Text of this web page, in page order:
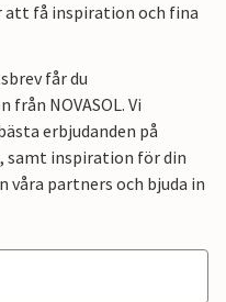
få inspiration och fina
får du
NOVASOL. Vi
erbjudanden på
samt inspiration för din
våra partners och bjuda in